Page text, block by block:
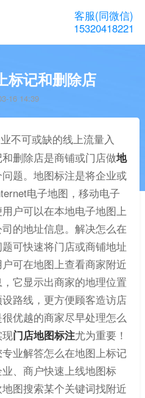
客服(同微信)
15320418221
标记和删除店
16 14:39
不可或缺的线上流量入
删除店是商铺或门店做地
题。地图标注是将企业或
电子地图，移动电子
户可以在本地电子地图上
的地址信息。解决怎么在
可快速将门店或商铺地址
可在地图上查看商家附近
它显示出商家的地理位置
路线，更方便顾客造访店
优越的商家尽早处理怎么
门店地图标注尤为重要！
业解答怎么在地图上标记
、商户快速上线地图标
图搜索某个关键词找附近